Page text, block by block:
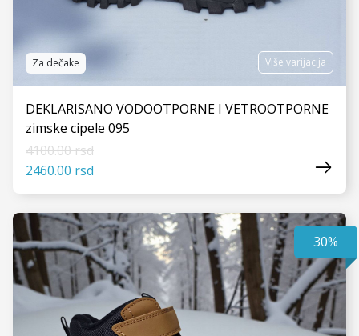
VIDI JOŠ
Za dečake Više varijacija
DEKLARISANO VODOOTPORNE I VETROOTPORNE
zimske cipele 095
4100.00 rsd
2460.00 rsd
30%